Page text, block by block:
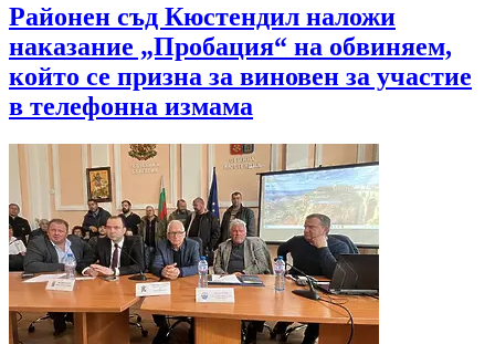
Районен съд Кюстендил наложи
наказание „Пробация“ на обвиняем,
който се призна за виновен за участие
в телефонна измама